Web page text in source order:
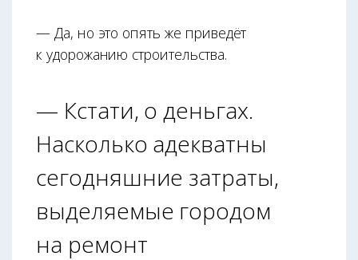
— Да, но это опять же приведёт
к удорожанию строительства.
— Кстати, о деньгах.
Насколько адекватны
сегодняшние затраты,
выделяемые городом
на ремонт